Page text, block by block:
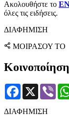
Ακολουθήστε το
όλες τις ειδήσεις.
ΔΙΑΦΗΜΙΣΗ
ΜΟΙΡΑΣΟΥ ΤΟ
Facebook
X
ΔΙΑΦΗΜΙΣΗ